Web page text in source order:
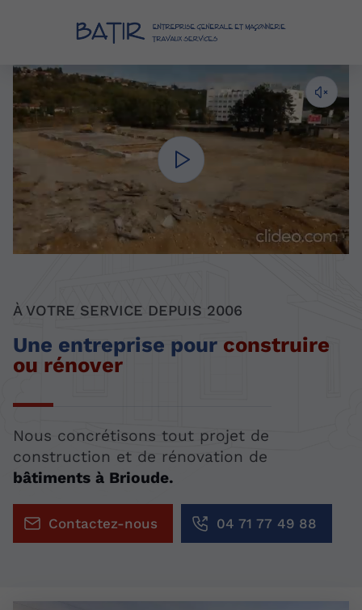
À VOTRE SERVICE DEPUIS 2006
Une entreprise pour construire
ou rénover
Nous concrétisons tout projet de
construction et de rénovation de
bâtiments à Brioude.
Contactez-nous 04 71 77 49 88